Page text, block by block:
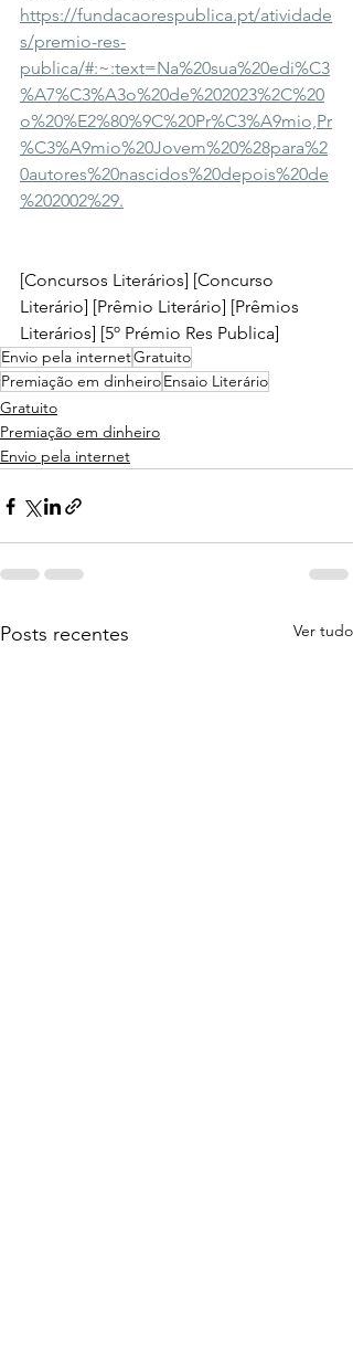
https://fundacaorespublica.pt/atividade
s/premio-res-
publica/#:~:text=Na%20sua%20edi%C3
%A7%C3%A3o%20de%202023%2C%20
o%20%E2%80%9C%20Pr%C3%A9mio,Pr
%C3%A9mio%20Jovem%20%28para%2
0autores%20nascidos%20depois%20de
%202002%29.
[Concursos Literários] [Concurso
Literário] [Prêmio Literário] [Prêmios
Literários] [5º Prémio Res Publica]
Envio pela internetGratuito
Premiação em dinheiroEnsaio Literário
Gratuito
Premiação em dinheiro
Envio pela internet
Posts recentes Ver tudo